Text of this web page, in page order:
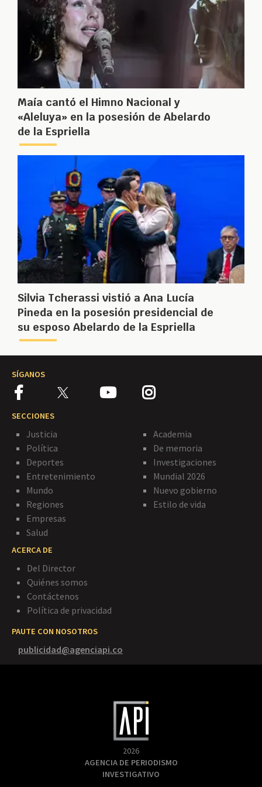
Maía cantó el Himno Nacional y
«Aleluya» en la posesión de Abelardo
de la Espriella
Silvia Tcherassi vistió a Ana Lucía
Pineda en la posesión presidencial de
su esposo Abelardo de la Espriella
SÍGANOS
SECCIONES
Justicia
Política
Deportes
Entretenimiento
Mundo
Regiones
Empresas
Salud
Academia
De memoria
Investigaciones
Mundial 2026
Nuevo gobierno
Estilo de vida
ACERCA DE
Del Director
Quiénes somos
Contáctenos
Política de privacidad
PAUTE CON NOSOTROS
publicidad@agenciapi.co
2026
AGENCIA DE PERIODISMO
INVESTIGATIVO